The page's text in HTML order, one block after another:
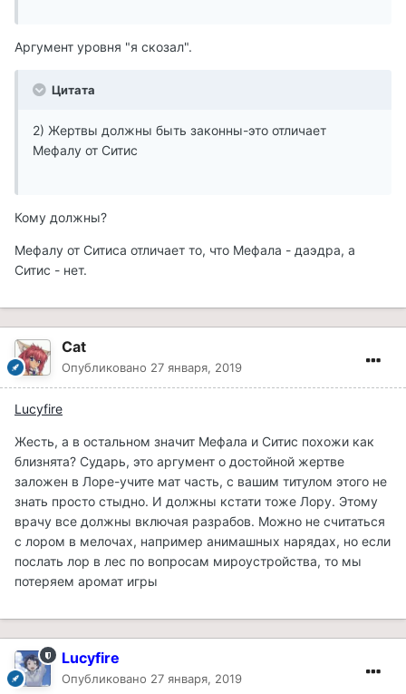
Аргумент уровня "я скозал".
Цитата
2) Жертвы должны быть законны-это отличает
Мефалу от Ситис
Кому должны?
Мефалу от Ситиса отличает то, что Мефала - даэдра, а
Ситис - нет.
Cat
Опубликовано 27 января, 2019
Lucyfire
Жесть, а в остальном значит Мефала и Ситис похожи как
близнята? Сударь, это аргумент о достойной жертве
заложен в Лоре-учите мат часть, с вашим титулом этого не
знать просто стыдно. И должны кстати тоже Лору. Этому
врачу все должны включая разрабов. Можно не считаться
с лором в мелочах, например анимашных нарядах, но если
послать лор в лес по вопросам мироустройства, то мы
потеряем аромат игры
Lucyfire
Опубликовано 27 января, 2019